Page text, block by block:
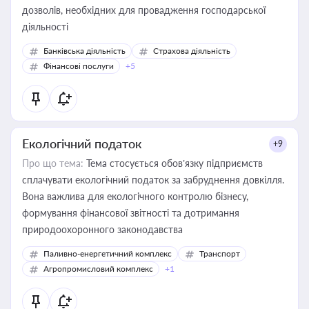
дозволів, необхідних для провадження господарської
діяльності
Банківська діяльність
Страхова діяльність
Фінансові послуги
+5
Екологічний податок +9
Про що тема: Тема стосується обов’язку підприємств
сплачувати екологічний податок за забруднення довкілля.
Вона важлива для екологічного контролю бізнесу,
формування фінансової звітності та дотримання
природоохоронного законодавства
Паливно-енергетичний комплекс
Транспорт
Агропромисловий комплекс
+1